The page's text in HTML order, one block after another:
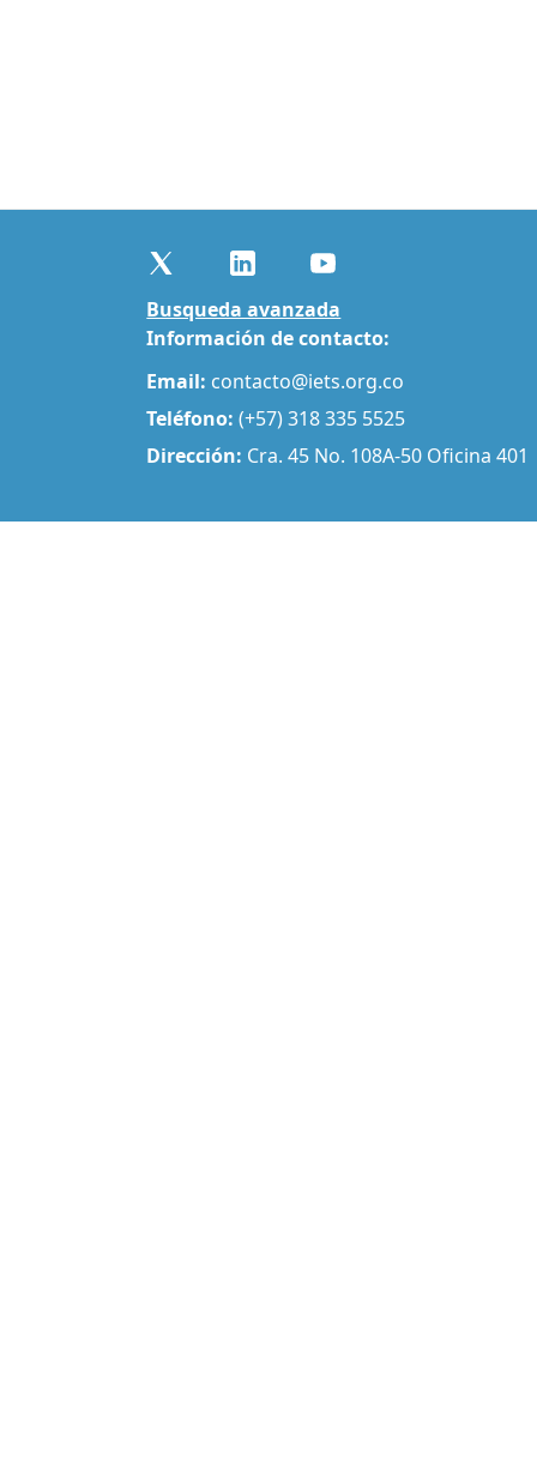
Busqueda avanzada
Información de contacto:
Email: contacto@iets.org.co
Teléfono: (+57) 318 335 5525
Dirección: Cra. 45 No. 108A-50 Oficina 401